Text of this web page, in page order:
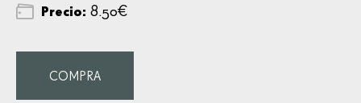
Precio: 8.50€
COMPRA